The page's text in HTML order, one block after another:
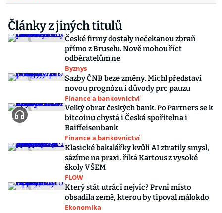
Články z jiných titulů
České firmy dostaly nečekanou zbraň
přímo z Bruselu. Nově mohou říct
odběratelům ne
Byznys
Sazby ČNB beze změny. Michl představí
novou prognózu i důvody pro pauzu
Finance a bankovnictví
Velký obrat českých bank. Po Partners se k
bitcoinu chystá i Česká spořitelna i
Raiffeisenbank
Finance a bankovnictví
Klasické bakalářky kvůli AI ztratily smysl,
sázíme na praxi, říká Kartous z vysoké
školy VŠEM
FLOW
Který stát utrácí nejvíc? První místo
obsadila země, kterou by tipoval málokdo
Ekonomika